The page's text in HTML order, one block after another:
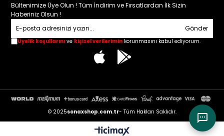
Bültenimize Üye Olun ! Tüm İndirim ve Fırsatlardan İlk Sizin
Haberiniz Olsun !
Gönder
Üyelik koşullarını ve kişisel verilerimin korunmasını kabul ediyorum.
© 2025sonaxshop.com.tr- Tüm Hakları Saklıdır.
03:04